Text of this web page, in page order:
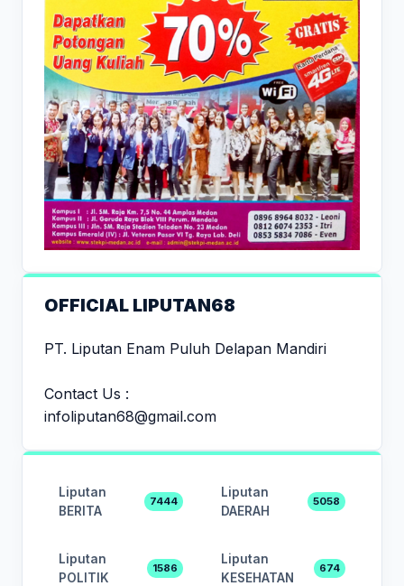
OFFICIAL LIPUTAN68
PT. Liputan Enam Puluh Delapan Mandiri
Contact Us :
infoliputan68@gmail.com
Liputan
BERITA
7444
Liputan
DAERAH
5058
Liputan
POLITIK
1586
Liputan
KESEHATAN
674